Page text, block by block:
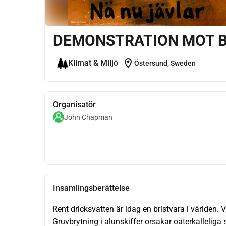
DEMONSTRATION MOT
Klimat & Miljö location_on Östersund, Sweden
Organisatör
John Chapman
Insamlingsberättelse
Rent dricksvatten är idag en bristvara i världen.
Gruvbrytning i alunskiffer orsakar